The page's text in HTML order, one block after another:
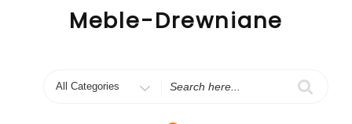
Meble-Drewniane
Search